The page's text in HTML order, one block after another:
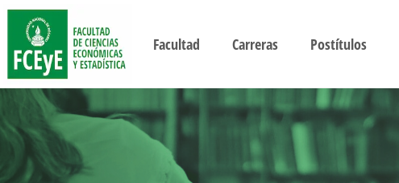
Facultad Carreras Postítulos